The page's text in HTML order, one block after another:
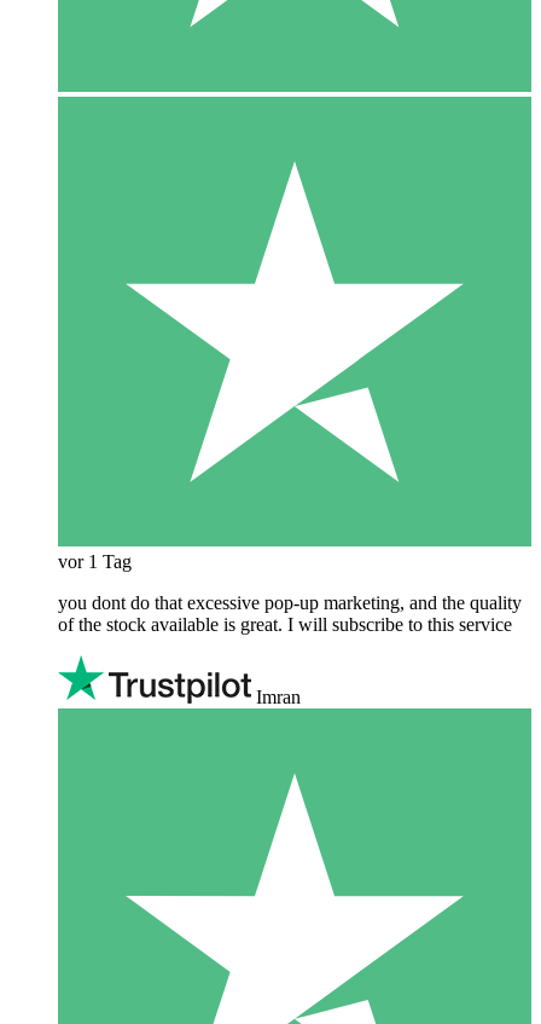
vor 1 Tag
you dont do that excessive pop-up marketing, and the quality
of the stock available is great. I will subscribe to this service
Imran